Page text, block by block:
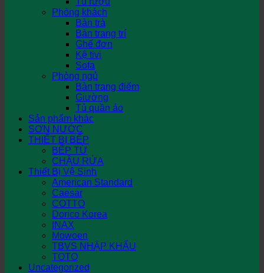
Phòng khách
Bàn trà
Bàn trang trí
Ghế đơn
Kệ tivi
Sofa
Phòng ngủ
Bàn trang điểm
Giường
Tủ quần áo
Sản phẩm khác
SƠN NƯỚC
THIẾT BỊ BẾP
BẾP TỪ
CHẬU RỬA
Thiết Bị Vệ Sinh
American Standard
Caesar
COTTO
Dorico Korea
INAX
Mowoen
TBVS NHẬP KHẨU
TOTO
Uncategorized